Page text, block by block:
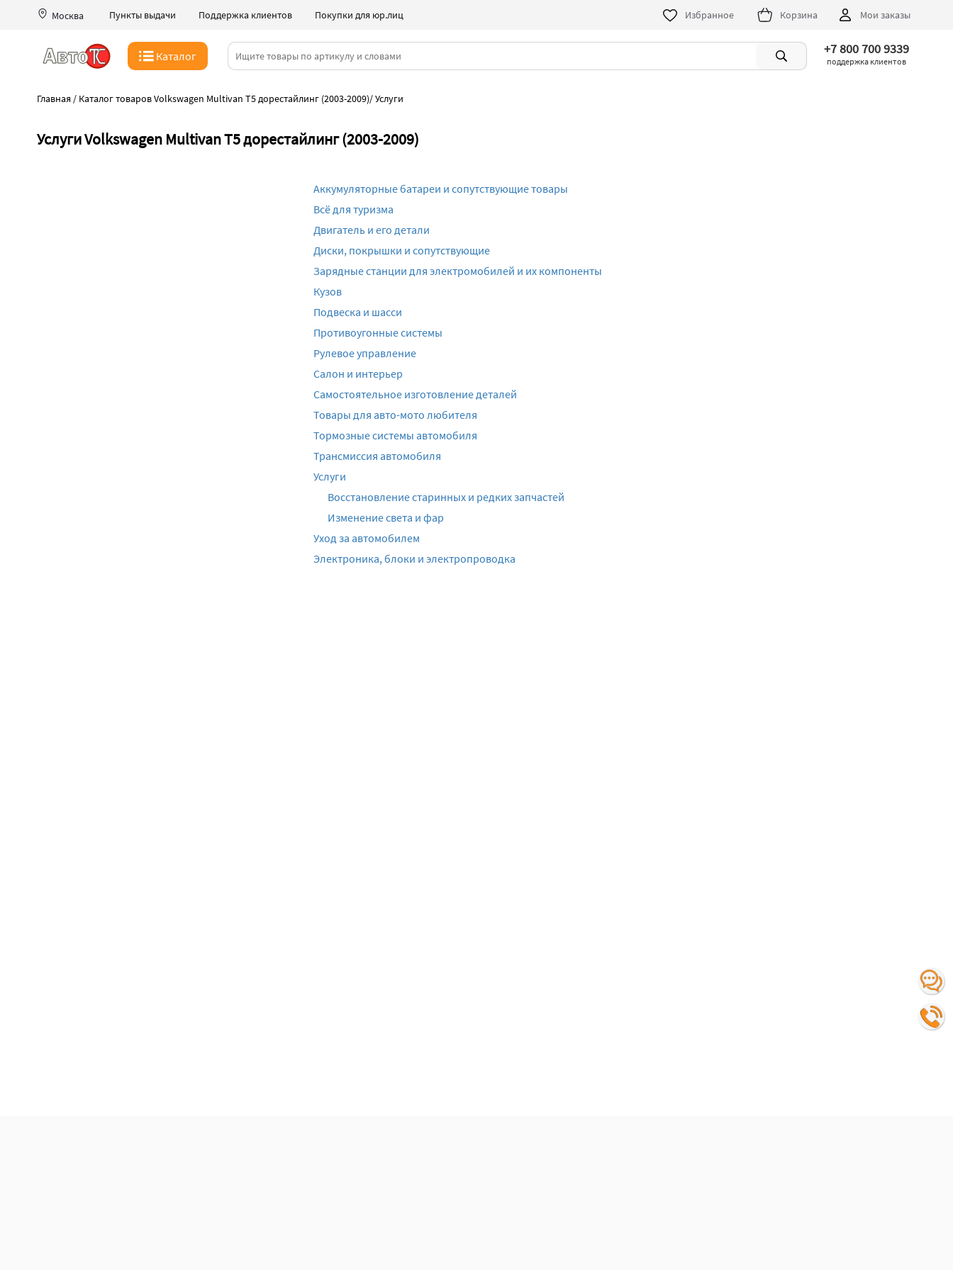
Москва Пункты выдачи Поддержка клиентов Покупки для юр.лиц Избранное Корзина Мои заказы
Каталог +7 800 700 9339
поддержка клиентов
Главная / Каталог товаров Volkswagen Multivan T5 дорестайлинг (2003-2009)/Услуги
Услуги Volkswagen Multivan T5 дорестайлинг (2003-2009)
Аккумуляторные батареи и сопутствующие товары
Всё для туризма
Двигатель и его детали
Диски, покрышки и сопутствующие
Зарядные станции для электромобилей и их компоненты
Кузов
Подвеска и шасси
Противоугонные системы
Рулевое управление
Салон и интерьер
Самостоятельное изготовление деталей
Товары для авто-мото любителя
Тормозные системы автомобиля
Трансмиссия автомобиля
Услуги
Восстановление старинных и редких запчастей
Изменение света и фар
Уход за автомобилем
Электроника, блоки и электропроводка